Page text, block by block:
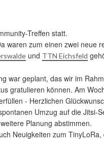
Treffen statt.
waren zum einen zwei neue
und TTN Eichsfeld
war geplant, das wir im
gratulieren können. Am
- Herzlichen
Umzug auf die Jitsi-
Planung abstimmen.
Neuigkeiten zum TinyLoRa,